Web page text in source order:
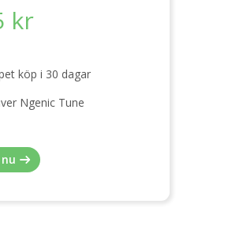
kr
köp i 30 dagar
Ngenic Tune